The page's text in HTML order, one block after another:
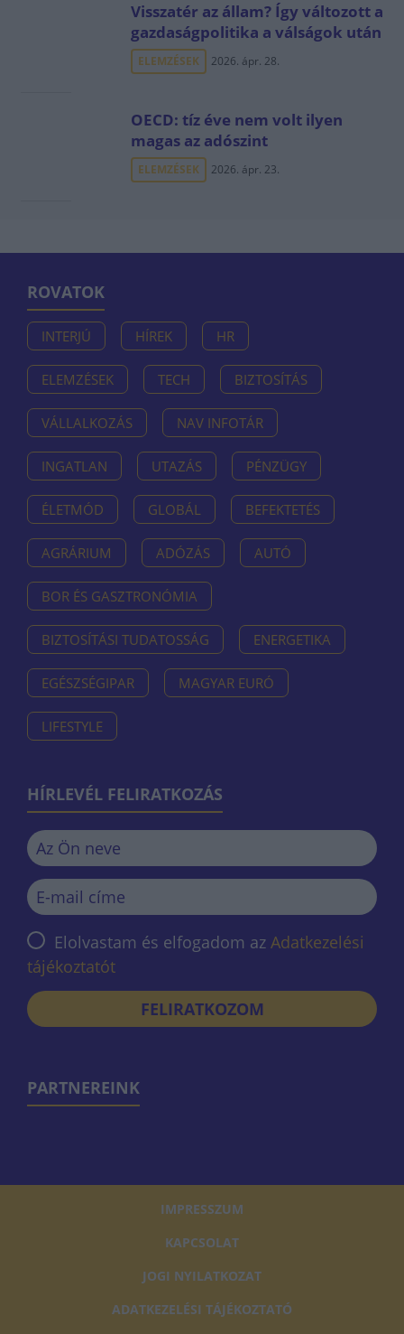
Visszatér az állam? Így változott a
gazdaságpolitika a válságok után
ELEMZÉSEK 2026. ápr. 28.
OECD: tíz éve nem volt ilyen
magas az adószint
ELEMZÉSEK 2026. ápr. 23.
ROVATOK
INTERJÚ HÍREK HR
ELEMZÉSEK TECH BIZTOSÍTÁS
VÁLLALKOZÁS NAV INFOTÁR
INGATLAN UTAZÁS PÉNZÜGY
ÉLETMÓD GLOBÁL BEFEKTETÉS
AGRÁRIUM ADÓZÁS AUTÓ
BOR ÉS GASZTRONÓMIA
BIZTOSÍTÁSI TUDATOSSÁG ENERGETIKA
EGÉSZSÉGIPAR MAGYAR EURÓ
LIFESTYLE
HÍRLEVÉL FELIRATKOZÁS
Elolvastam és elfogadom az Adatkezelési
tájékoztatót
FELIRATKOZOM
PARTNEREINK
IMPRESSZUM
KAPCSOLAT
JOGI NYILATKOZAT
ADATKEZELÉSI TÁJÉKOZTATÓ